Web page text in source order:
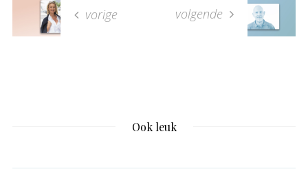
vorige volgende
Ook leuk